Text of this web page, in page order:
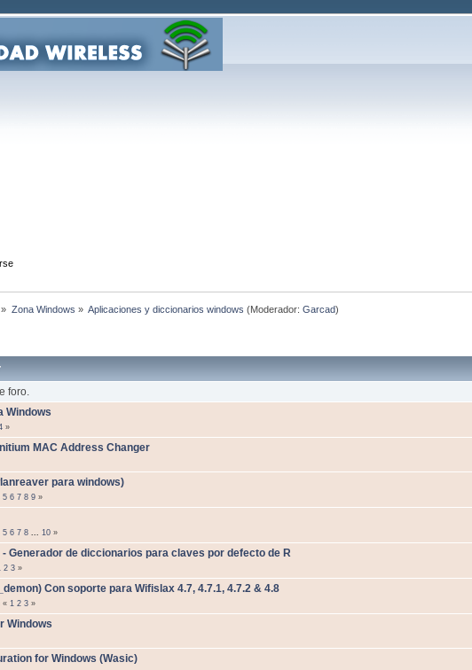
» Zona Windows » Aplicaciones y diccionarios windows (Moderador: Garcad)
foro.
Windows
»
MAC Address Changer
para windows)
5 6 7 8 9»
5 6 7 8 10»
Generador de diccionarios para claves por defecto de R
2 3»
Con soporte para Wifislax 4.7, 4.7.1, 4.7.2 & 4.8
« 1 2 3»
Windows
for Windows (Wasic)